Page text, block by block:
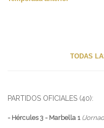
TODAS
PARTIDOS OFICIALES (40):
- Hércules 3 - Marbella 1